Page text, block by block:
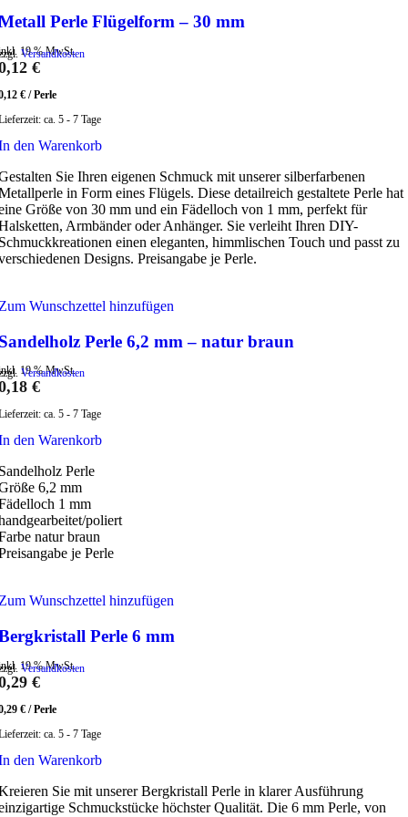
Perle Flügelform – 30 mm
19 % MwSt.
Versandkosten
€
€ /Perle
ca. 5 - 7 Tage
den Warenkorb
Sie Ihren eigenen Schmuck mit unserer silberfarbenen
in Form eines Flügels. Diese detailreich gestaltete Perle hat
Größe von 30 mm und ein Fädelloch von 1 mm, perfekt für
Armbänder oder Anhänger. Sie verleiht Ihren DIY-
einen eleganten, himmlischen Touch und passt zu
Designs. Preisangabe je Perle.
Wunschzettel hinzufügen
Perle 6,2 mm – natur braun
19 % MwSt.
Versandkosten
€
ca. 5 - 7 Tage
den Warenkorb
Perle
6,2 mm
1 mm
poliert
natur braun
je Perle
Wunschzettel hinzufügen
Perle 6 mm
19 % MwSt.
Versandkosten
€
€ /Perle
ca. 5 - 7 Tage
den Warenkorb
Sie mit unserer Bergkristall Perle in klarer Ausführung
Schmuckstücke höchster Qualität. Die 6 mm Perle, von